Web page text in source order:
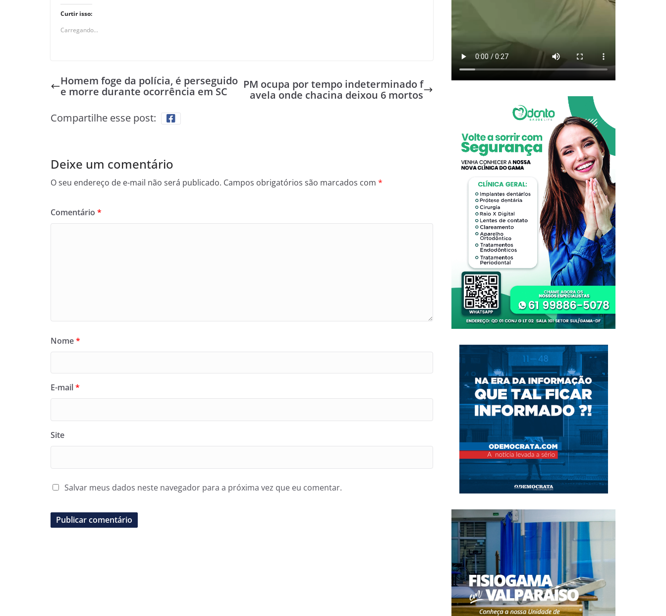
Curtir isso:
Carregando...
Homem foge da polícia, é perseguido
e morre durante ocorrência em SC
PM ocupa por tempo indeterminado f
avela onde chacina deixou 6 mortos
Compartilhe esse post:
Deixe um comentário
O seu endereço de e-mail não será publicado. Campos obrigatórios são marcados com *
Comentário *
Nome*
E-mail*
Site
Salvar meus dados neste navegador para a próxima vez que eu comentar.